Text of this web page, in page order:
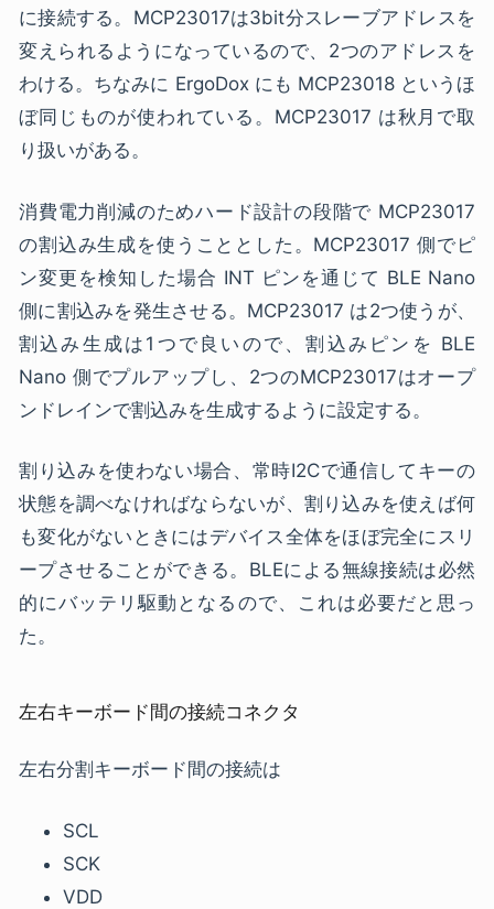
に接続する。MCP23017は3bit分スレーブアドレスを
変えられるようになっているので、2つのアドレスを
わける。ちなみに ErgoDox にも MCP23018 というほ
ぼ同じものが使われている。MCP23017 は秋月で取
り扱いがある。
消費電力削減のためハード設計の段階で MCP23017
の割込み生成を使うこととした。MCP23017 側でピ
ン変更を検知した場合 INT ピンを通じて BLE Nano
側に割込みを発生させる。MCP23017 は2つ使うが、
割込み生成は1つで良いので、割込みピンを BLE
Nano 側でプルアップし、2つのMCP23017はオープ
ンドレインで割込みを生成するように設定する。
割り込みを使わない場合、常時I2Cで通信してキーの
状態を調べなければならないが、割り込みを使えば何
も変化がないときにはデバイス全体をほぼ完全にスリ
ープさせることができる。BLEによる無線接続は必然
的にバッテリ駆動となるので、これは必要だと思っ
た。
左右キーボード間の接続コネクタ
左右分割キーボード間の接続は
SCL
SCK
VDD